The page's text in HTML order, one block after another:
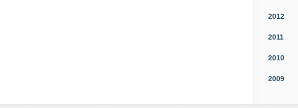
2012
2011
2010
2009